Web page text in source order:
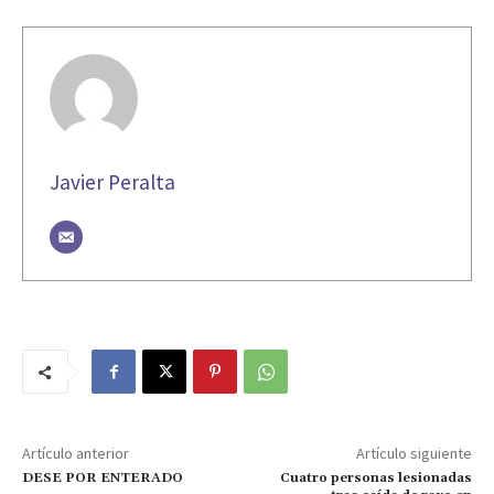
Javier Peralta
Artículo anterior
DESE POR ENTERADO
Artículo siguiente
Cuatro personas lesionadas